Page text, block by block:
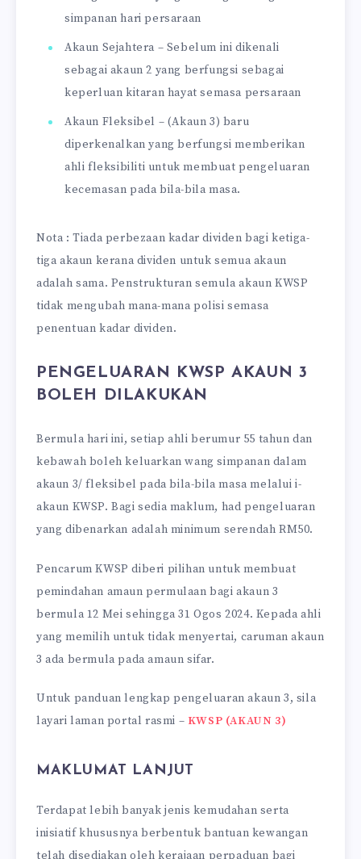
simpanan hari persaraan
Akaun Sejahtera – Sebelum ini dikenali
sebagai akaun 2 yang berfungsi sebagai
keperluan kitaran hayat semasa persaraan
Akaun Fleksibel – (Akaun 3) baru
diperkenalkan yang berfungsi memberikan
ahli fleksibiliti untuk membuat pengeluaran
kecemasan pada bila-bila masa.
Nota : Tiada perbezaan kadar dividen bagi ketiga-
tiga akaun kerana dividen untuk semua akaun
adalah sama. Penstrukturan semula akaun KWSP
tidak mengubah mana-mana polisi semasa
penentuan kadar dividen.
PENGELUARAN KWSP AKAUN 3
BOLEH DILAKUKAN
Bermula hari ini, setiap ahli berumur 55 tahun dan
kebawah boleh keluarkan wang simpanan dalam
akaun 3/ fleksibel pada bila-bila masa melalui i-
akaun KWSP. Bagi sedia maklum, had pengeluaran
yang dibenarkan adalah minimum serendah RM50.
Pencarum KWSP diberi pilihan untuk membuat
pemindahan amaun permulaan bagi akaun 3
bermula 12 Mei sehingga 31 Ogos 2024. Kepada ahli
yang memilih untuk tidak menyertai, caruman akaun
3 ada bermula pada amaun sifar.
Untuk panduan lengkap pengeluaran akaun 3, sila
layari laman portal rasmi – KWSP (AKAUN 3)
MAKLUMAT LANJUT
Terdapat lebih banyak jenis kemudahan serta
inisiatif khususnya berbentuk bantuan kewangan
telah disediakan oleh kerajaan perpaduan bagi